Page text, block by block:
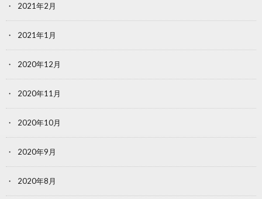
2021年2月
2021年1月
2020年12月
2020年11月
2020年10月
2020年9月
2020年8月